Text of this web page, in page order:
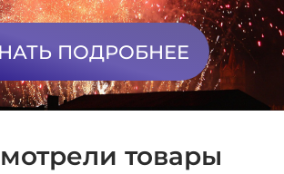
ПОДРОБНЕЕ
товары